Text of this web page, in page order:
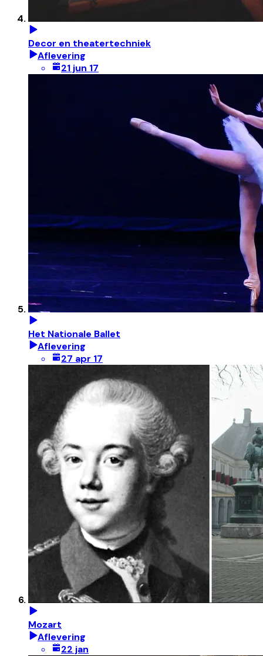
Decor en theatertechniek
Aflevering
21 jun 17
Het Nationale Ballet
Aflevering
27 apr 17
Mozart
Aflevering
22 jan